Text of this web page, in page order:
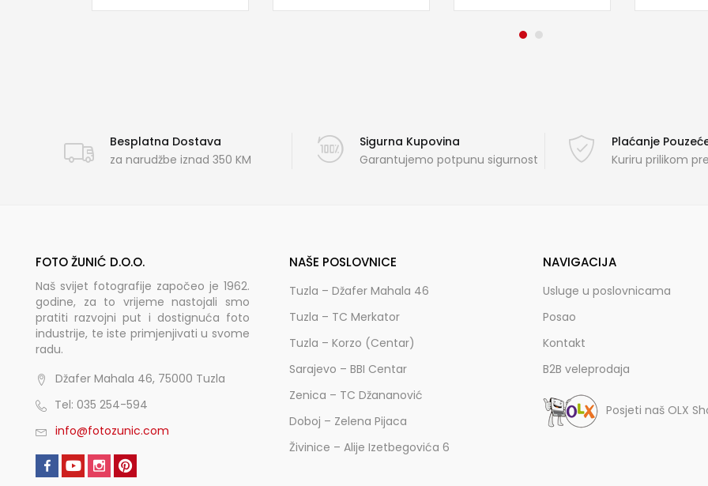
Besplatna Dostava
za narudžbe iznad 350 KM
Sigurna Kupovina
Garantujemo potpunu sigurnost
Plaćanje
Kuriru prilikom
FOTO ŽUNIĆ D.O.O.
Naš svijet fotografije započeo je 1962.
godine, za to vrijeme nastojali smo
pratiti razvojni put i dostignuća foto
industrije, te iste primjenjivati u svome
radu.
Džafer Mahala 46, 75000 Tuzla
Tel: 035 254-594
info@fotozunic.com
NAŠE POSLOVNICE
Tuzla – Džafer Mahala 46
Tuzla – TC Merkator
Tuzla – Korzo (Centar)
Sarajevo – BBI Centar
Zenica – TC Džananović
Doboj – Zelena Pijaca
Živinice – Alije Izetbegovića 6
NAVIGACIJA
Usluge u poslovnicama
Posao
Kontakt
B2B veleprodaja
Posjeti naš OLX